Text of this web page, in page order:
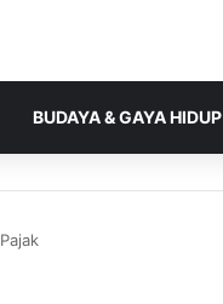
BUDAYA & GAYA HIDUP